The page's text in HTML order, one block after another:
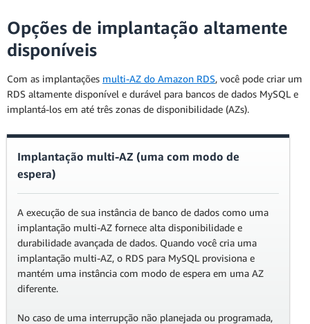
Opções de implantação altamente
disponíveis
Com as implantações multi-AZ do Amazon RDS, você pode criar um
RDS altamente disponível e durável para bancos de dados MySQL e
implantá-los em até três zonas de disponibilidade (AZs).
Implantação multi-AZ (uma com modo de
espera)
A execução de sua instância de banco de dados como uma
implantação multi-AZ fornece alta disponibilidade e
durabilidade avançada de dados. Quando você cria uma
implantação multi-AZ, o RDS para MySQL provisiona e
mantém uma instância com modo de espera em uma AZ
diferente.
No caso de uma interrupção não planejada ou programada,